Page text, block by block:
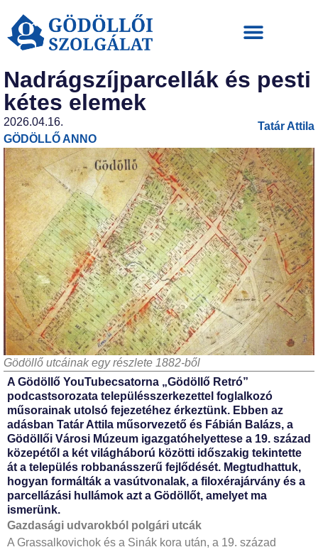
Nadrágszíjparcellák és pesti
kétes elemek
2026.04.16.
GÖDÖLLŐ ANNO
Tatár Attila
Gödöllő utcáinak egy részlete 1882-ből
A Gödöllő YouTubecsatorna „Gödöllő Retró”
podcastsorozata településszerkezettel foglalkozó
műsorainak utolsó fejezetéhez érkeztünk. Ebben az
adásban Tatár Attila műsorvezető és Fábián Balázs, a
Gödöllői Városi Múzeum igazgatóhelyettese a 19. század
közepétől a két világháború közötti időszakig tekintette
át a település robbanásszerű fejlődését. Megtudhattuk,
hogyan formálták a vasútvonalak, a filoxérajárvány és a
parcellázási hullámok azt a Gödöllőt, amelyet ma
ismerünk.
Gazdasági udvarokból polgári utcák
A Grassalkovichok és a Sinák kora után, a 19. század